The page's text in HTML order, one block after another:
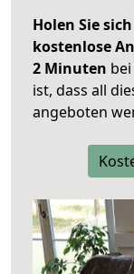
Holen Sie
kostenlose
2 Minuten
ist, dass all
angeboten